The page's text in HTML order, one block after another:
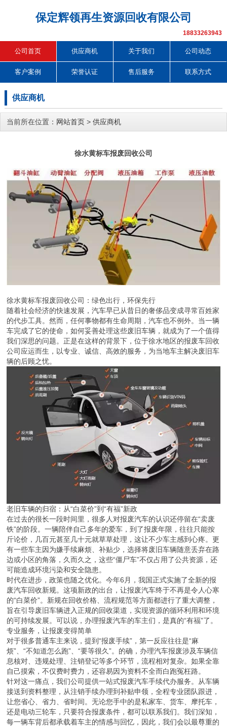
保定辉领再生资源回收有限公司
18833263943
公司首页 供应商机 关于我们 公司动态
客户案例 荣誉认证 售后服务 联系方式
供应商机
当前所在位置： 网站首页 > 供应商机
徐水黄标车报废回收公司
徐水黄标车报废回收公司：绿色出行，环保先行
随着社会经济的快速发展，汽车早已从昔日的奢侈品变成寻常百姓家
的代步工具。然而，任何事物都有生命周期，汽车也不例外。当一辆
车完成了它的使命，如何妥善处理这些废旧车辆，就成为了一个值得
我们深思的问题。正是在这样的背景下，位于徐水地区的报废车回收
公司应运而生，以专业、诚信、高效的服务，为当地车主解决废旧车
辆的后顾之忧。
老旧车辆的归宿：从“白菜价”到“有福”新政
在过去的很长一段时间里，很多人对报废汽车的认识还停留在“卖废
铁”的阶段。一辆陪伴自己多年的爱车，到了报废年限，往往只能按
斤论价，几百元甚至几十元就草草处理，这让不少车主感到心疼。更
有一些车主因为嫌手续麻烦、补贴少，选择将废旧车辆随意丢弃在路
边或小区的角落，久而久之，这些“僵尸车”不仅占用了公共资源，还
可能造成环境污染和安全隐患。
时代在进步，政策也随之优化。今年6月，我国正式实施了全新的报
废汽车回收新规。这项新政的出台，让报废汽车终于不再是令人心寒
的“白菜价”。新规在回收价格、流程规范等方面都进行了重大调整，
旨在引导废旧车辆进入正规的回收渠道，实现资源的循环利用和环境
的可持续发展。可以说，办理报废汽车的车主们，是真的“有福”了。
专业服务，让报废变得简单
对于很多普通车主来说，提到“报废手续”，第一反应往往是“麻
烦”、“不知道怎么跑”、“要等很久”。的确，办理汽车报废涉及车辆信
息核对、违规处理、注销登记等多个环节，流程相对复杂。如果全靠
自己摸索，不仅费时费力，还容易因为资料不全而白跑冤枉路。
针对这一痛点，我们公司提供一站式报废汽车手续代办服务。从车辆
接送到资料整理，从注销手续办理到补贴申领，全程专业团队跟进，
让您省心、省力、省时间。无论您手中的是私家车、货车、摩托车，
还是电动三轮车，只要符合报废条件，都可以联系我们。我们深知，
每一辆车背后都承载着车主的情感与回忆，因此，我们会以最尊重的